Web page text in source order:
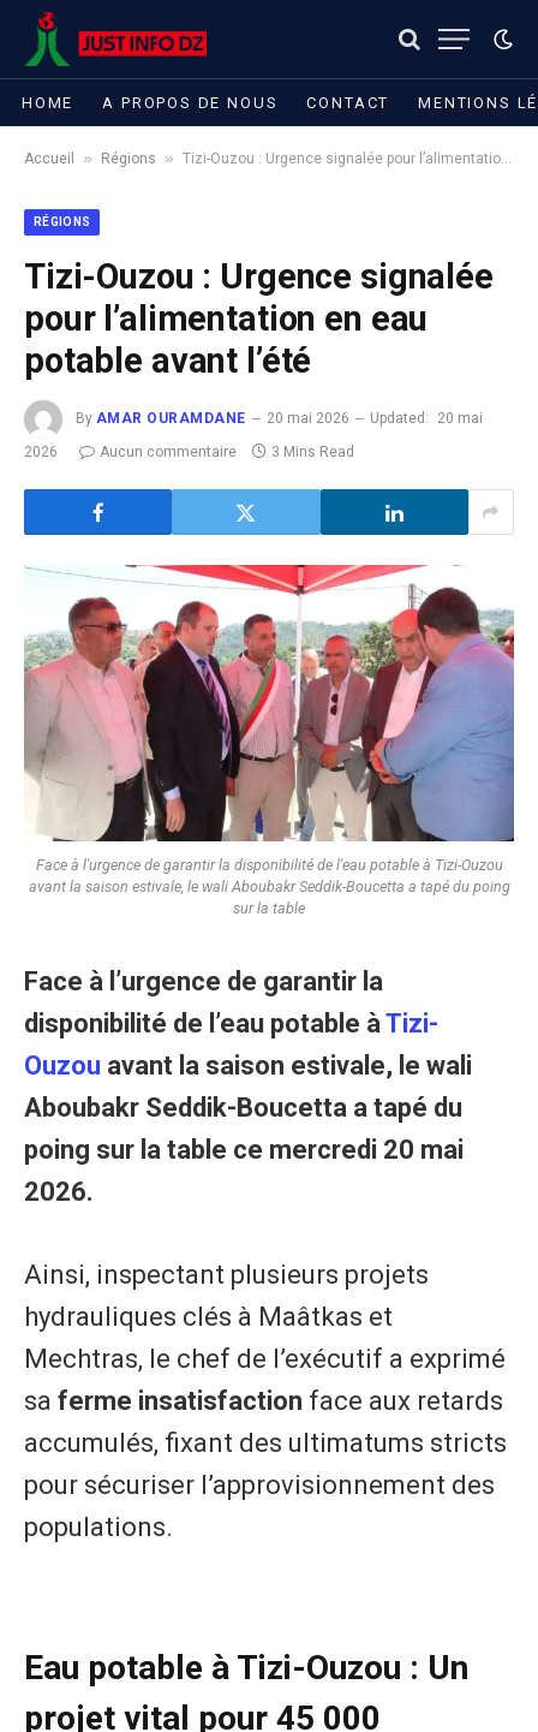
HOME A PROPOS DE NOUS CONTACT MENTIONS
Accueil » Régions » Tizi-Ouzou : Urgence signalée pour l’alimentation en eau potable avant l’été
RÉGIONS
Tizi-Ouzou : Urgence signalée
pour l’alimentation en eau
potable avant l’été
By AMAR OURAMDANE 20 mai 2026 Updated:
20 mai
2026
Aucun commentaire 3 Mins Read
Face à l'urgence de garantir la disponibilité de l'eau potable à Tizi-Ouzou
avant la saison estivale, le wali Aboubakr Seddik-Boucetta a tapé du poing
sur la table
Face à l’urgence de garantir la
disponibilité de l’eau potable à Tizi-
Ouzou avant la saison estivale, le wali
Aboubakr Seddik-Boucetta a tapé du
poing sur la table ce mercredi 20 mai
2026.
Ainsi, inspectant plusieurs projets
hydrauliques clés à Maâtkas et
Mechtras, le chef de l’exécutif a exprimé
sa ferme insatisfaction face aux retards
accumulés, fixant des ultimatums stricts
pour sécuriser l’approvisionnement des
populations.
Eau potable à Tizi-Ouzou : Un
projet vital pour 45 000